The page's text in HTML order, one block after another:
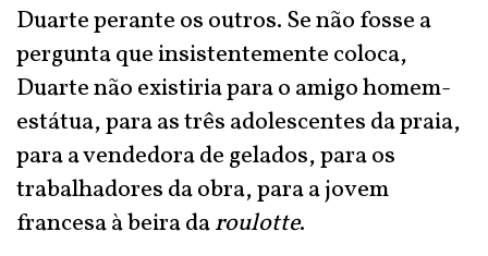
Duarte perante os outros. Se não fosse a
pergunta que insistentemente coloca,
Duarte não existiria para o amigo homem-
estátua, para as três adolescentes da praia,
para a vendedora de gelados, para os
trabalhadores da obra, para a jovem
francesa à beira daroulotte.